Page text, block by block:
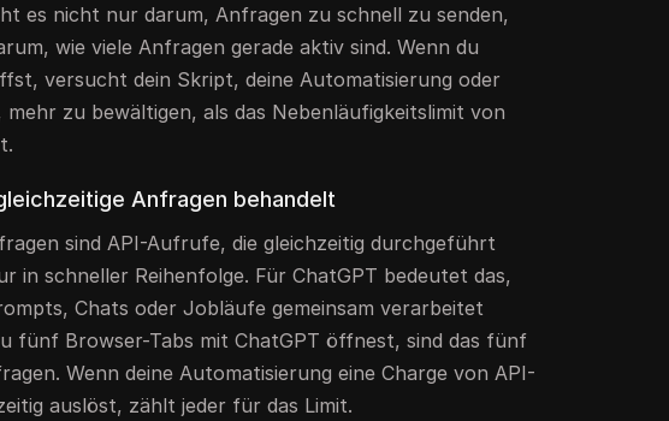
es nicht nur darum, Anfragen zu schnell zu senden,
wie viele Anfragen gerade aktiv sind. Wenn du
versucht dein Skript, deine Automatisierung oder
zu bewältigen, als das Nebenläufigkeitslimit von
Anfragen behandelt
sind API-Aufrufe, die gleichzeitig durchgeführt
in schneller Reihenfolge. Für ChatGPT bedeutet das,
Chats oder Jobläufe gemeinsam verarbeitet
fünf Browser-Tabs mit ChatGPT öffnest, sind das fünf
Wenn deine Automatisierung eine Charge von API-
auslöst, zählt jeder für das Limit.